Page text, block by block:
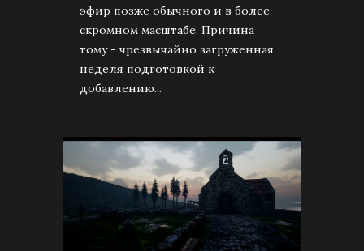
эфир позже обычного и в более
скромном масштабе. Причина
тому - чрезвычайно загруженная
неделя подготовкой к
добавлению...